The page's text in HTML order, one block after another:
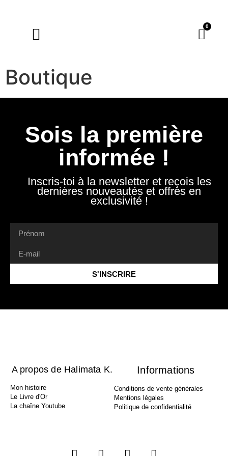
0
Boutique
Sois la première
informée !
Inscris-toi à la newsletter et reçois les
dernières nouveautés et offres en
exclusivité !
S'INSCRIRE
A propos de Halimata K.
Mon histoire
Le Livre d'Or
La chaîne Youtube
Informations
Conditions de vente générales
Mentions légales
Politique de confidentialité